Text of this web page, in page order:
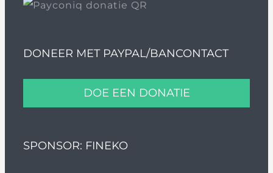
DONEER MET PAYPAL/BANCONTACT
DOE EEN DONATIE
SPONSOR: FINEKO